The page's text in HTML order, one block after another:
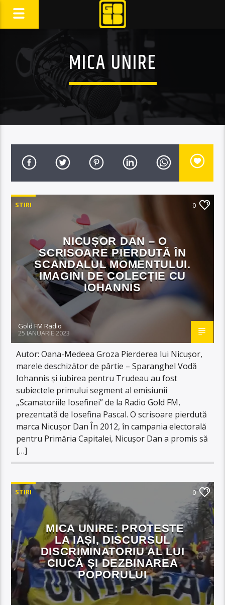
MICA UNIRE
STIRI 0
NICUȘOR DAN – O
SCRISOARE PIERDUTĂ ÎN
SCANDALUL MOMENTULUI.
IMAGINI DE COLECȚIE CU
IOHANNIS
Gold FM Radio
25 IANUARIE 2023
Autor: Oana-Medeea Groza Pierderea lui Nicușor,
marele deschizător de pârtie – Sparanghel Vodă
Iohannis și iubirea pentru Trudeau au fost
subiectele primului segment al emisiunii
„Scamatoriile Iosefinei” de la Radio Gold FM,
prezentată de Iosefina Pascal. O scrisoare pierdută
marca Nicușor Dan În 2012, în campania electorală
pentru Primăria Capitalei, Nicușor Dan a promis să
[…]
STIRI 0
MICA UNIRE: PROTESTE
LA IAȘI, DISCURSUL
DISCRIMINATORIU AL LUI
CIUCĂ ȘI DEZBINAREA
POPORULUI